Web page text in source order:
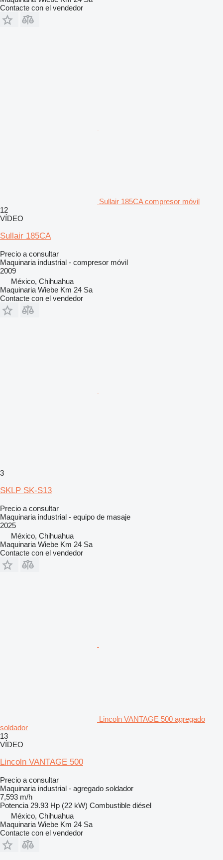
Contacte con el vendedor
Sullair 185CA compresor móvil
12
VÍDEO
Sullair 185CA
Precio a consultar
Maquinaria industrial - compresor móvil
2009
México, Chihuahua
Maquinaria Wiebe Km 24 Sa
Contacte con el vendedor
3
SKLP SK-S13
Precio a consultar
Maquinaria industrial - equipo de masaje
2025
México, Chihuahua
Maquinaria Wiebe Km 24 Sa
Contacte con el vendedor
Lincoln VANTAGE 500 agregado
soldador
13
VÍDEO
Lincoln VANTAGE 500
Precio a consultar
Maquinaria industrial - agregado soldador
7,593 m/h
Potencia 29.93 Hp (22 kW) Combustible diésel
México, Chihuahua
Maquinaria Wiebe Km 24 Sa
Contacte con el vendedor